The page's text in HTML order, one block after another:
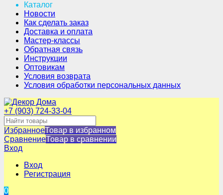
Каталог
Новости
Как сделать заказ
Доставка и оплата
Мастер-классы
Обратная связь
Инструкции
Оптовикам
Условия возврата
Условия обработки персональных данных
+7 (903) 724-33-04
ИзбранноеТовар в избранном
СравнениеТовар в сравнении
Вход
Вход
Регистрация
0